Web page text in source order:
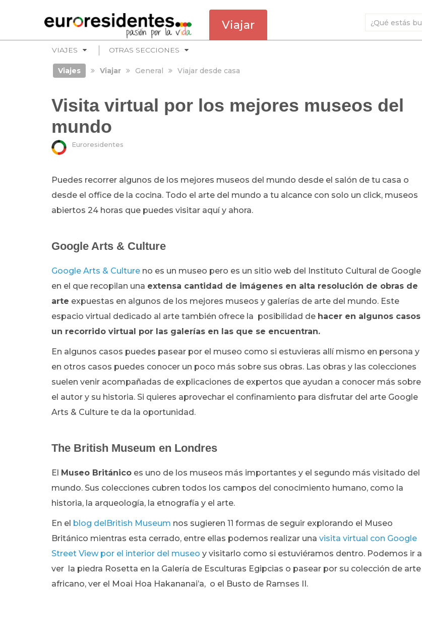
Viajar
VIAJES OTRAS SECCIONES
Viajes Viajar General Viajar desde casa
Visita virtual por los mejores museos del
mundo
Euroresidentes
Puedes recorrer algunos de los mejores museos del mundo desde el salón de tu casa o
desde el office de la cocina. Todo el arte del mundo a tu alcance con solo un click, museos
abiertos 24 horas que puedes visitar aquí y ahora.
Google Arts & Culture
Google Arts & Culture no es un museo pero es un sitio web del Instituto Cultural de Google
en el que recopilan una extensa cantidad de imágenes en alta resolución de obras de
arte expuestas en algunos de los mejores museos y galerías de arte del mundo. Este
espacio virtual dedicado al arte también ofrece la posibilidad de hacer en algunos casos
un recorrido virtual por las galerías en las que se encuentran.
En algunos casos puedes pasear por el museo como si estuvieras allí mismo en persona y
en otros casos puedes conocer un poco más sobre sus obras. Las obras y las colecciones
suelen venir acompañadas de explicaciones de expertos que ayudan a conocer más sobre
el autor y su historia. Si quieres aprovechar el confinamiento para disfrutar del arte Google
Arts & Culture te da la oportunidad.
The British Museum en Londres
El Museo Británico es uno de los museos más importantes y el segundo más visitado del
mundo. Sus colecciones cubren todos los campos del conocimiento humano, como la
historia, la arqueología, la etnografía y el arte.
En el blog delBritish Museum nos sugieren 11 formas de seguir explorando el Museo
Británico mientras esta cerrado, entre ellas podemos realizar una visita virtual con Google
Street View por el interior del museo y visitarlo como si estuviéramos dentro. Podemos ir a
ver la piedra Rosetta en la Galería de Esculturas Egipcias o pasear por su colección de arte
africano, ver el Moai Hoa Hakananai’a, o el Busto de Ramses II.